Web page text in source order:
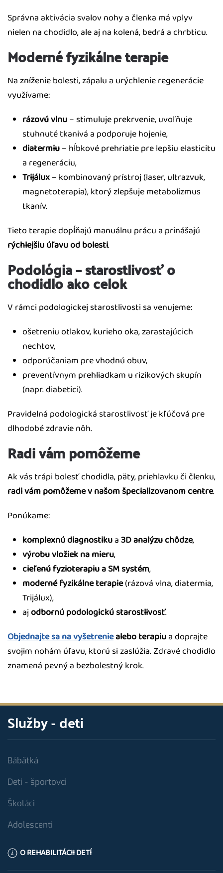
Správna aktivácia svalov nohy a členka má vplyv
nielen na chodidlo, ale aj na kolená, bedrá a chrbticu.
Moderné fyzikálne terapie
Na zníženie bolesti, zápalu a urýchlenie regenerácie
využívame:
rázovú vlnu– stimuluje prekrvenie, uvoľňuje
stuhnuté tkanivá a podporuje hojenie,
diatermiu– hĺbkové prehriatie pre lepšiu elasticitu
a regeneráciu,
Trijálux– kombinovaný prístroj (laser, ultrazvuk,
magnetoterapia), ktorý zlepšuje metabolizmus
tkanív.
Tieto terapie dopĺňajú manuálnu prácu a prinášajú
rýchlejšiu úľavu od bolesti.
Podológia – starostlivosť o
chodidlo ako celok
V rámci podologickej starostlivosti sa venujeme:
ošetreniu otlakov, kurieho oka, zarastajúcich
nechtov,
odporúčaniam pre vhodnú obuv,
preventívnym prehliadkam u rizikových skupín
(napr. diabetici).
Pravidelná podologická starostlivosť je kľúčová pre
dlhodobé zdravie nôh.
Radi vám pomôžeme
Ak vás trápi bolesť chodidla, päty, priehlavku či členku,
radi vám pomôžeme v našom špecializovanom centre.
Ponúkame:
komplexnú diagnostikua3D analýzu chôdze,
výrobu vložiek na mieru,
cieľenú fyzioterapiu a SM systém,
moderné fyzikálne terapie(rázová vlna, diatermia,
Trijálux),
ajodbornú podologickú starostlivosť.
Objednajte sa na vyšetreniealebo terapiua doprajte
svojim nohám úľavu, ktorú si zaslúžia. Zdravé chodidlo
znamená pevný a bezbolestný krok.
Služby - deti
Bábätká
Deti - športovci
Školáci
Adolescenti
O REHABILITÁCII DETÍ